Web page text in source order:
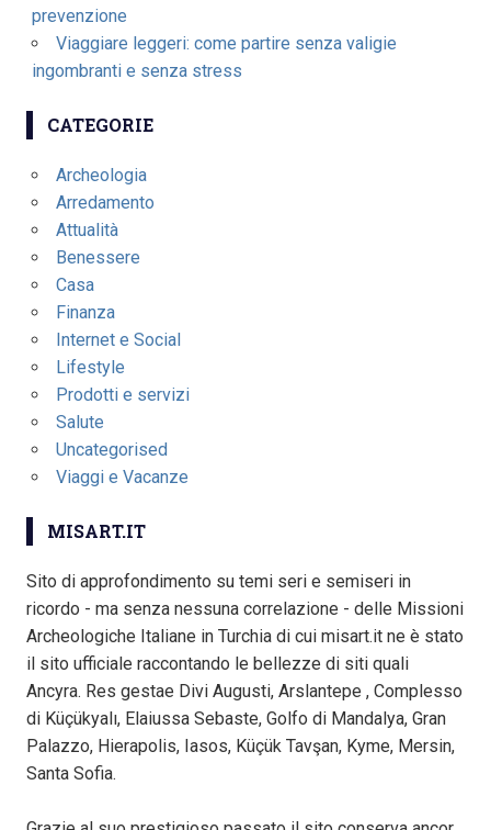
prevenzione
Viaggiare leggeri: come partire senza valigie
ingombranti e senza stress
CATEGORIE
Archeologia
Arredamento
Attualità
Benessere
Casa
Finanza
Internet e Social
Lifestyle
Prodotti e servizi
Salute
Uncategorised
Viaggi e Vacanze
MISART.IT
Sito di approfondimento su temi seri e semiseri in
ricordo - ma senza nessuna correlazione - delle Missioni
Archeologiche Italiane in Turchia di cui misart.it ne è stato
il sito ufficiale raccontando le bellezze di siti quali
Ancyra. Res gestae Divi Augusti, Arslantepe , Complesso
di Küçükyalı, Elaiussa Sebaste, Golfo di Mandalya, Gran
Palazzo, Hierapolis, Iasos, Küçük Tavşan, Kyme, Mersin,
Santa Sofia.